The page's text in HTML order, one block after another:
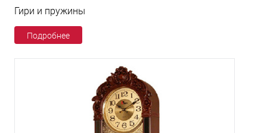
Гири и пружины
Подробнее